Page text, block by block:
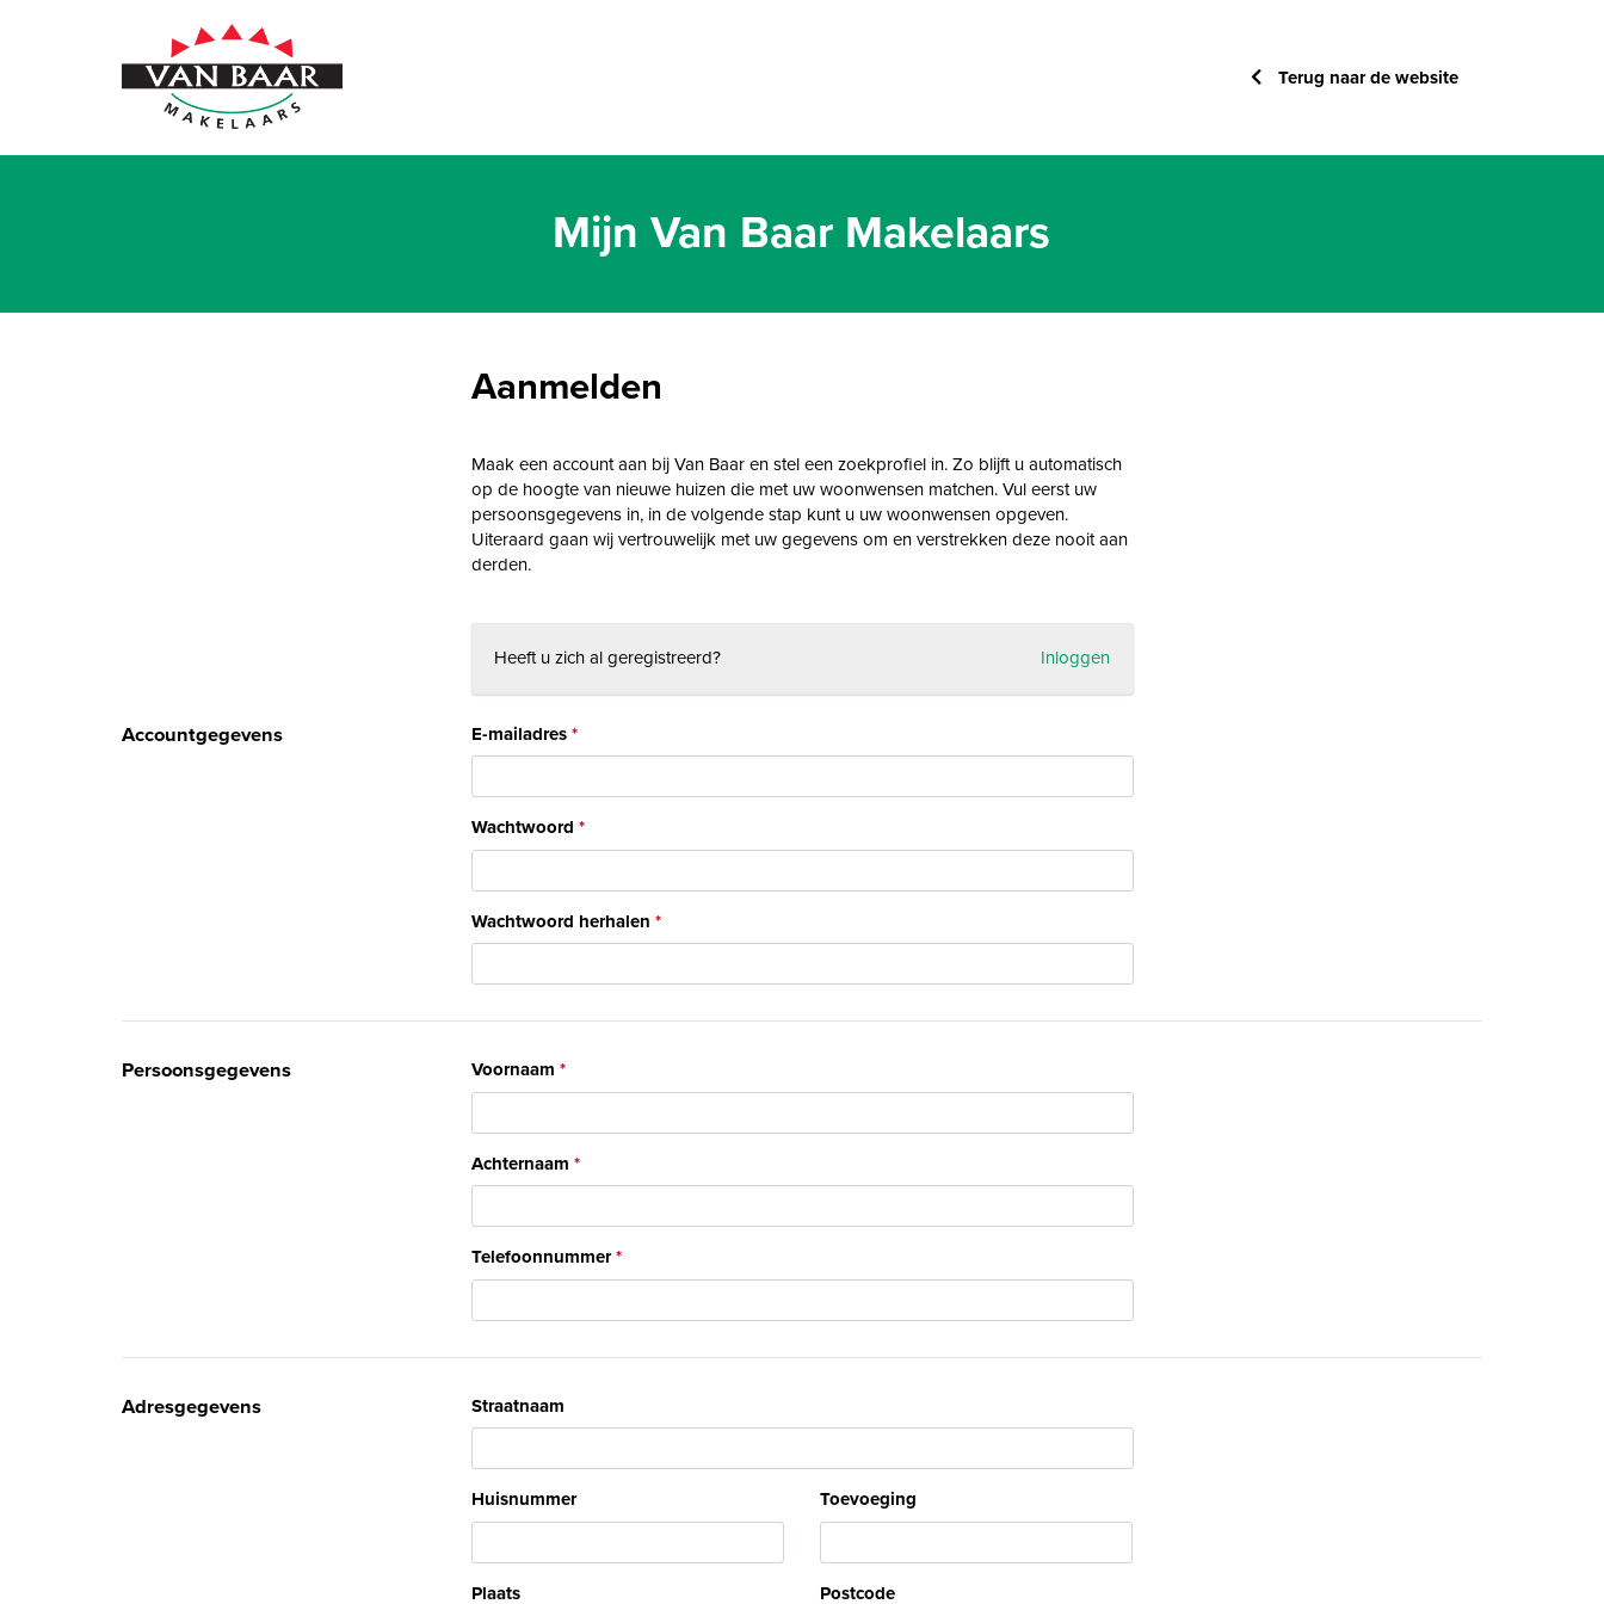
Terug naar de website
Mijn Van Baar Makelaars
Aanmelden
Maak een account aan bij Van Baar en stel een zoekprofiel in. Zo blijft u automatisch
op de hoogte van nieuwe huizen die met uw woonwensen matchen. Vul eerst uw
persoonsgegevens in, in de volgende stap kunt u uw woonwensen opgeven.
Uiteraard gaan wij vertrouwelijk met uw gegevens om en verstrekken deze nooit aan
derden.
Heeft u zich al geregistreerd? Inloggen
Accountgegevens E-mailadres
Wachtwoord
Wachtwoord herhalen
Persoonsgegevens Voornaam
Achternaam
Telefoonnummer
Adresgegevens Straatnaam
Huisnummer Toevoeging
Plaats Postcode